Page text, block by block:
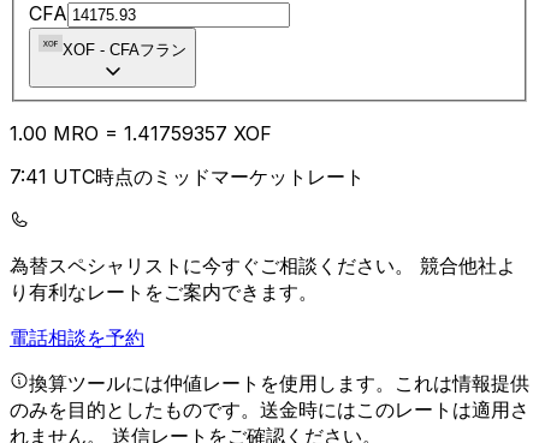
CFA
XOF - CFAフラン
1.00 MRO = 1.41759357 XOF
7:41 UTC時点のミッドマーケットレート
為替スペシャリストに今すぐご相談ください。 競合他社よ
り有利なレートをご案内できます。
電話相談を予約
換算ツールには仲値レートを使用します。これは情報提供
のみを目的としたものです。送金時にはこのレートは適用さ
れません。 送信レートをご確認ください。